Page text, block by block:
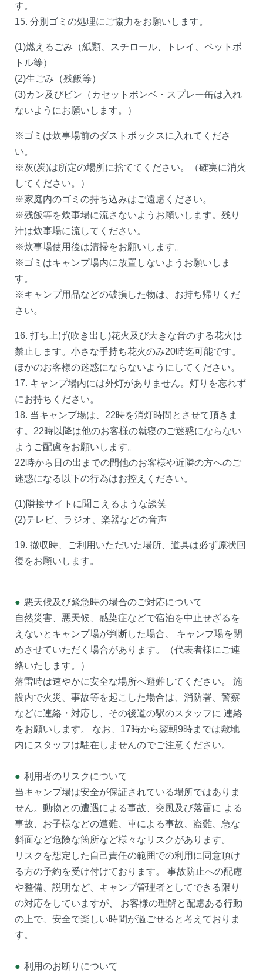
TOP
新着情報｜SNS
Food
お食事｜テイクアウト｜売店
特産・物産品｜お土産品
Auto Camping
オートキャンプ場
Sightseeing
観光｜関連施設
Service
施設案内｜マップ
駐車場｜EV充電
す。
15. 分別ゴミの処理にご協力をお願いします。
(1)燃えるごみ（紙類、スチロール、トレイ、ペットボ
トル等）
(2)生ごみ（残飯等）
(3)カン及びビン（カセットボンベ・スプレー缶は入れ
ないようにお願いします。）
※ゴミは炊事場前のダストボックスに入れてくださ
い。
※灰(炭)は所定の場所に捨ててください。（確実に消火
してください。）
※家庭内のゴミの持ち込みはご遠慮ください。
※残飯等を炊事場に流さないようお願いします。残り
汁は炊事場に流してください。
※炊事場使用後は清掃をお願いします。
※ゴミはキャンプ場内に放置しないようお願いしま
す。
※キャンプ用品などの破損した物は、お持ち帰りくだ
さい。
16. 打ち上げ(吹き出し)花火及び大きな音のする花火は
禁止します。小さな手持ち花火のみ20時迄可能です。
ほかのお客様の迷惑にならないようにしてください。
17. キャンプ場内には外灯がありません。灯りを忘れず
にお持ちください。
18. 当キャンプ場は、22時を消灯時間とさせて頂きま
す。22時以降は他のお客様の就寝のご迷惑にならない
ようご配慮をお願いします。
22時から日の出までの間他のお客様や近隣の方へのご
迷惑になる以下の行為はお控えください。
(1)隣接サイトに聞こえるような談笑
(2)テレビ、ラジオ、楽器などの音声
19. 撤収時、ご利用いただいた場所、道具は必ず原状回
復をお願いします。
● 悪天候及び緊急時の場合のご対応について
自然災害、悪天候、感染症などで宿泊を中止せざるを
えないとキャンプ場が判断した場合、 キャンプ場を閉
めさせていただく場合があります。（代表者様にご連
絡いたします。）
落雷時は速やかに安全な場所へ避難してください。 施
設内で火災、事故等を起こした場合は、消防署、警察
などに連絡・対応し、その後道の駅のスタッフに 連絡
をお願いします。 なお、17時から翌朝9時までは敷地
内にスタッフは駐在しませんのでご注意ください。
● 利用者のリスクについて
当キャンプ場は安全が保証されている場所ではありま
せん。動物との遭遇による事故、突風及び落雷に よる
事故、お子様などの遭難、車による事故、盗難、急な
斜面など危険な箇所など様々なリスクがあります。
リスクを想定した自己責任の範囲での利用に同意頂け
る方の予約を受け付けております。 事故防止への配慮
や整備、説明など、キャンプ管理者としてできる限り
の対応をしていますが、 お客様の理解と配慮ある行動
の上で、安全で楽しい時間が過ごせると考えておりま
す。
● 利用のお断りについて